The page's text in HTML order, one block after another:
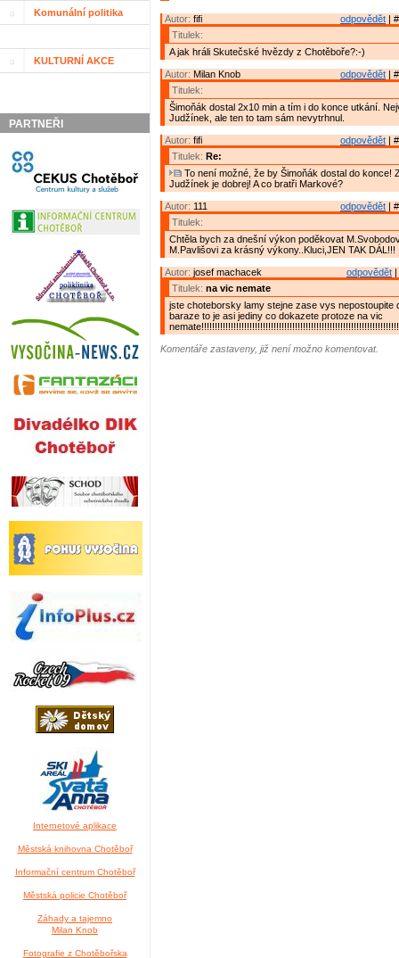
Komunální politika
KULTURNÍ AKCE
PARTNEŘI
Internetové aplikace
Městská knihovna Chotěboř
Informační centrum Chotěboř
Městská policie Chotěboř
Záhady a tajemno
Milan Knob
Fotografie z Chotěbořska
odpovědět |
Autor: fifi
Titulek:
A jak hráli Skutečské hvězdy z Chotěboře?:-)
odpovědět |
Autor: Milan Knob
Titulek:
Šimoňák dostal 2x10 min a tím i do konce utkání.
Judžínek, ale ten to tam sám nevytrhnul.
odpovědět |
Autor: fifi
Titulek: Re:
To není možné, že by Šimoňák dostal do konce!
Judžínek je dobrej! A co bratři Markové?
odpovědět |
Autor: 111
Titulek:
Chtěla bych za dnešní výkon poděkovat
M.Pavlišovi za krásný výkony..Kluci,JEN TAK DÁL!!!
odpovědět
Autor: josef machacek
Titulek: na vic nemate
jste choteborsky lamy stejne zase vys nepostoupite
baraze to je asi jediny co dokazete protoze na vic
Komentáře zastaveny, již není možno komentovat.